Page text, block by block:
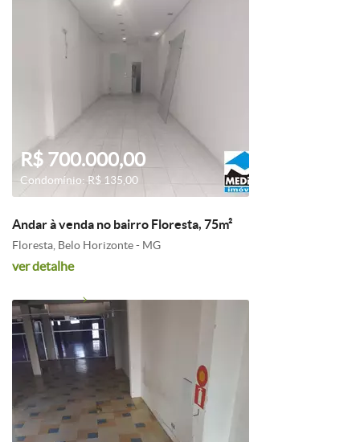
R$ 700.000,00
Condomínio: R$ 135,00
Andar à venda no bairro Floresta, 75m²
Floresta, Belo Horizonte - MG
ver detalhe